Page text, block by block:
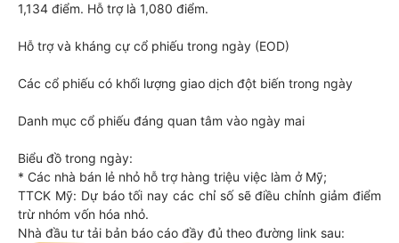
1,134 điểm. Hỗ trợ là 1,080 điểm.
Hỗ trợ và kháng cự cổ phiếu trong ngày (EOD)
Các cổ phiếu có khối lượng giao dịch đột biến trong ngày
Danh mục cổ phiếu đáng quan tâm vào ngày mai
Biểu đồ trong ngày:
* Các nhà bán lẻ nhỏ hỗ trợ hàng triệu việc làm ở Mỹ;
TTCK Mỹ: Dự báo tối nay các chỉ số sẽ điều chỉnh giảm điểm
trừ nhóm vốn hóa nhỏ.
Nhà đầu tư tải bản báo cáo đầy đủ theo đường link sau: